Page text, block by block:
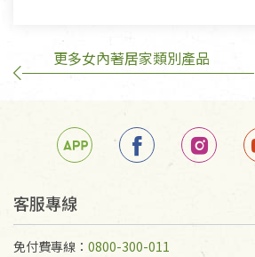
訂購手抄稿退貨需知：
若未保持原包裝方式或未使用原箱
任何折損、磨損、污損或凹角，將
不接受退貨之手抄稿，為敬重法寶
代為結緣處理等。 若需將手抄稿寄
產生的運費100元/箱將由消費者負擔
更多女內著居家類別產品
客服專線
免付費專線： 0800-300-011